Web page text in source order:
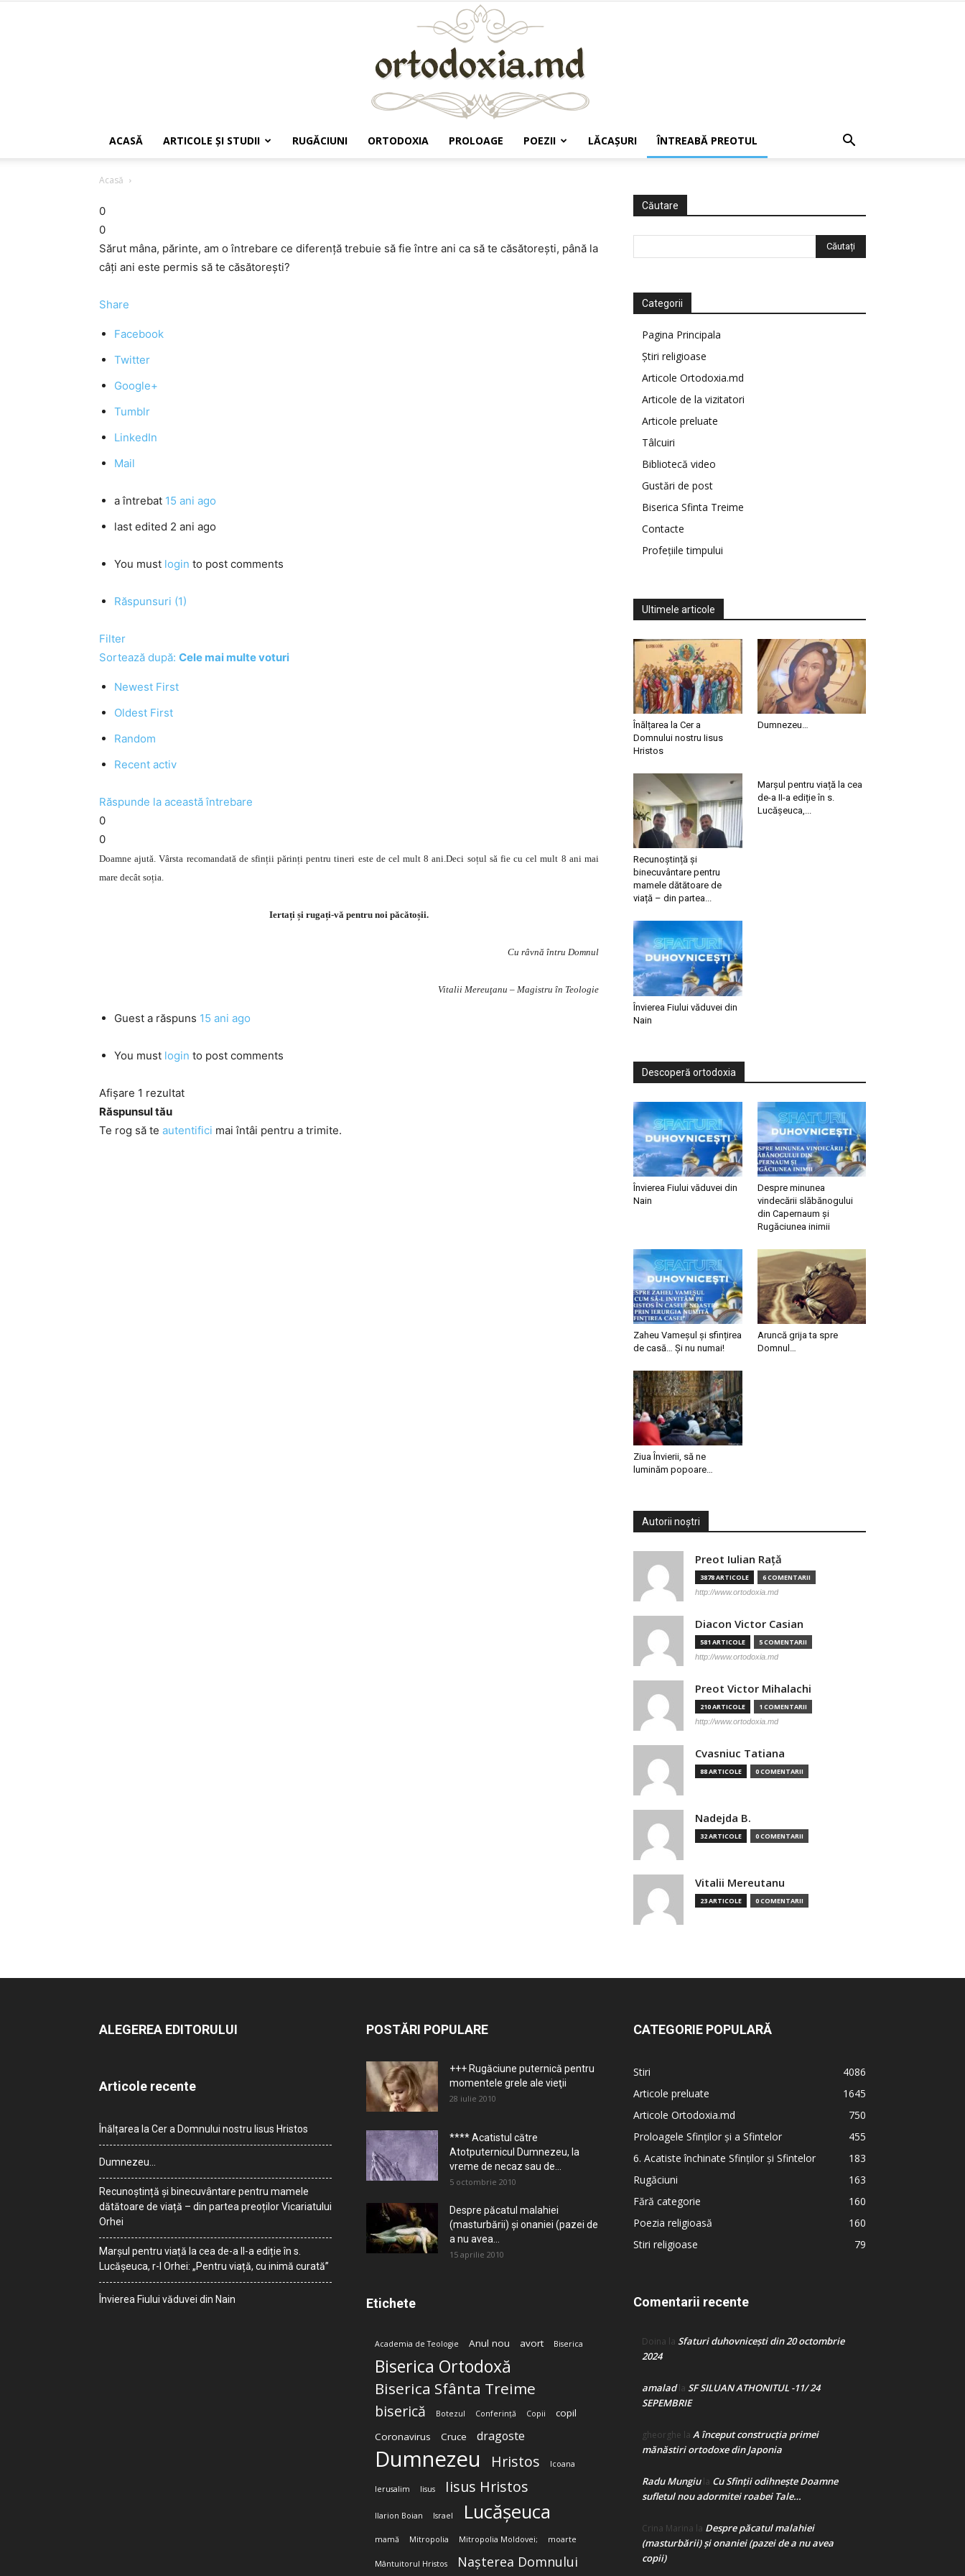
ACASĂ ARTICOLE ŞI STUDII RUGĂCIUNI ORTODOXIA PROLOAGE POEZII LĂCAŞURI ÎNTREABĂ PREOTUL
Acasă
0
0
Sărut mâna, părinte, am o întrebare ce diferenţă trebuie să fie între ani ca să te căsătoreşti, până la
câţi ani este permis să te căsătoreşti?
Share
Facebook
Twitter
Google+
Tumblr
LinkedIn
Mail
a întrebat 15 ani ago
last edited 2 ani ago
You must login to post comments
Răspunsuri (1)
Filter
Sortează după: Cele mai multe voturi
Newest First
Oldest First
Random
Recent activ
Răspunde la această întrebare
0
0
Doamne ajută. Vârsta recomandată de sfinții părinți pentru tineri este de cel mult 8 ani.Deci soțul să fie cu cel mult 8 ani mai
mare decât soția.
Iertați și rugați-vă pentru noi păcătoșii.
Cu râvnă întru Domnul
Vitalii Mereuţanu – Magistru în Teologie
Guest a răspuns 15 ani ago
You must login to post comments
Afișare 1 rezultat
Răspunsul tău
Te rog să te autentifici mai întâi pentru a trimite.
Căutare
Categorii
Pagina Principala
Știri religioase
Articole Ortodoxia.md
Articole de la vizitatori
Articole preluate
Tâlcuiri
Bibliotecă video
Gustări de post
Biserica Sfinta Treime
Contacte
Profețiile timpului
Ultimele articole
Înălțarea la Cer a
Domnului nostru Iisus
Hristos
Dumnezeu…
Recunoștință și
binecuvântare pentru
mamele dătătoare de
viață – din partea...
Marșul pentru viață la cea
de-a II-a ediție în s.
Lucășeuca,...
Învierea Fiului văduvei din
Nain
Descoperă ortodoxia
Învierea Fiului văduvei din
Nain
Despre minunea
vindecării slăbănogului
din Capernaum și
Rugăciunea inimii
Zaheu Vameșul și sfințirea
de casă… Și nu numai!
Aruncă grija ta spre
Domnul…
Ziua Învierii, să ne
luminăm popoare…
Autorii noștri
Preot Iulian Raţă
3878 ARTICOLE 6 COMENTARII
http://www.ortodoxia.md
Diacon Victor Casian
581 ARTICOLE 5 COMENTARII
http://www.ortodoxia.md
Preot Victor Mihalachi
210 ARTICOLE 1 COMENTARII
http://www.ortodoxia.md
Cvasniuc Tatiana
88 ARTICOLE 0 COMENTARII
Nadejda B.
32 ARTICOLE 0 COMENTARII
Vitalii Mereutanu
23 ARTICOLE 0 COMENTARII
ALEGEREA EDITORULUI
Articole recente
Înălțarea la Cer a Domnului nostru Iisus Hristos
Dumnezeu…
Recunoștință și binecuvântare pentru mamele
dătătoare de viață – din partea preoților Vicariatului
Orhei
Marșul pentru viață la cea de-a II-a ediție în s.
Lucășeuca, r-l Orhei: „Pentru viață, cu inimă curată”
Învierea Fiului văduvei din Nain
POSTĂRI POPULARE
+++ Rugăciune puternică pentru
momentele grele ale vieţii
28 iulie 2010
**** Acatistul către
Atotputernicul Dumnezeu, la
vreme de necaz sau de...
5 octombrie 2010
Despre păcatul malahiei
(masturbării) şi onaniei (pazei de
a nu avea...
15 aprilie 2010
Etichete
Academia de Teologie Anul nou avort Biserica
Biserica Ortodoxă
Biserica Sfânta Treime
biserică Botezul Conferință Copii
copil
Coronavirus
Cruce dragoste
Dumnezeu Hristos Icoana
Ierusalim Iisus Iisus Hristos
Ilarion Boian Israel Lucășeuca
mamă Mitropolia Mitropolia Moldovei; moarte
Mântuitorul Hristos Nașterea Domnului
CATEGORIE POPULARĂ
Stiri
4086
Articole preluate
1645
Articole Ortodoxia.md
750
Proloagele Sfinților și a Sfintelor
455
6. Acatiste închinate Sfinților și Sfintelor
183
Rugăciuni
163
Fără categorie
160
Poezia religioasă
160
Stiri religioase
79
Comentarii recente
Doina la Sfaturi duhovnicești din 20 octombrie
2024
amaladla SF SILUAN ATHONITUL -11/ 24
SEPEMBRIE
gheorghe la A început construcţia primei
mănăstiri ortodoxe din Japonia
Radu Mungiula Cu Sfinții odihnește Doamne
sufletul nou adormitei roabei Tale…
Crina Marina la Despre păcatul malahiei
(masturbării) şi onaniei (pazei de a nu avea
copii)